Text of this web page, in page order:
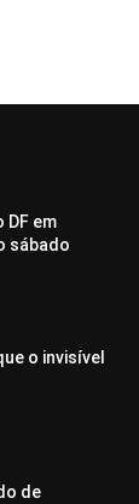
DF em
sábado
o invisível
de